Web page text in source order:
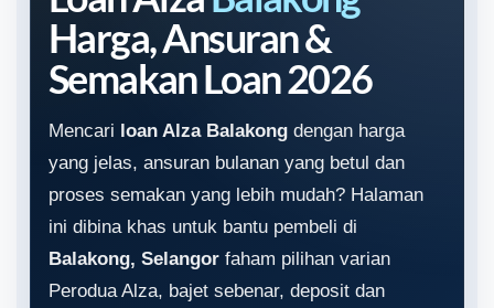
Harga, Ansuran &
Semakan Loan 2026
Mencari loan Alza Balakong dengan harga
yang jelas, ansuran bulanan yang betul dan
proses semakan yang lebih mudah? Halaman
ini dibina khas untuk bantu pembeli di
Balakong, Selangor faham pilihan varian
Perodua Alza, bajet sebenar, deposit dan